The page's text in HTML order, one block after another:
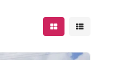
Mostrar resultados
Mostrar